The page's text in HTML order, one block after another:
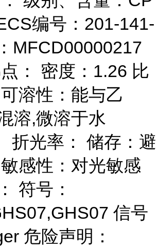
编号：201-141-
MFCD00000217
： 密度：1.26 比
溶性：能与乙
溶,微溶于水
折光率： 储存：避
感性：对光敏感
符号：
信号
危险声明：